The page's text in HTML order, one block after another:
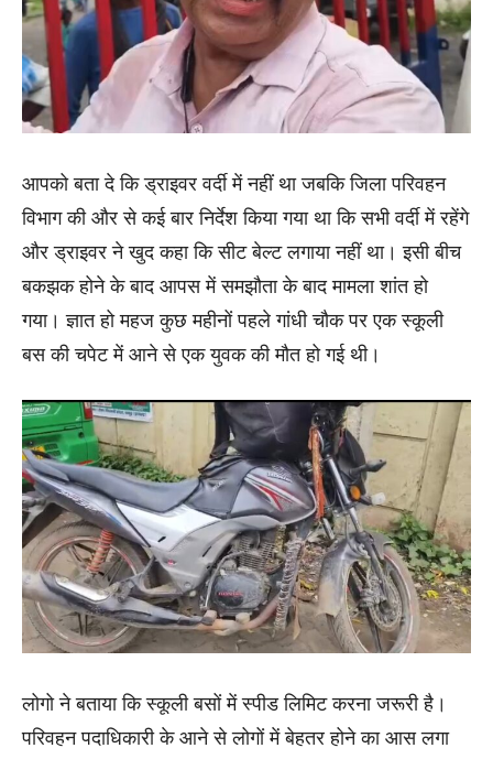
आपको बता दे कि ड्राइवर वर्दी में नहीं था जबकि जिला परिवहन
विभाग की और से कई बार निर्देश किया गया था कि सभी वर्दी में रहेंगे
और ड्राइवर ने खुद कहा कि सीट बेल्ट लगाया नहीं था। इसी बीच
बकझक होने के बाद आपस में समझौता के बाद मामला शांत हो
गया। ज्ञात हो महज कुछ महीनों पहले गांधी चौक पर एक स्कूली
बस की चपेट में आने से एक युवक की मौत हो गई थी।
लोगो ने बताया कि स्कूली बसों में स्पीड लिमिट करना जरूरी है।
परिवहन पदाधिकारी के आने से लोगों में बेहतर होने का आस लगा